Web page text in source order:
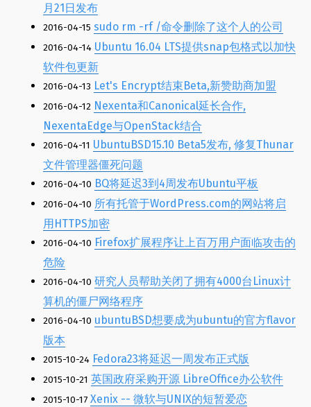
月21日发布
2016-04-15 sudo rm -rf /命令删除了这个人的公司
2016-04-14 Ubuntu 16.04 LTS提供snap包格式以加快
软件包更新
2016-04-13 Let's Encrypt结束Beta,新赞助商加盟
2016-04-12 Nexenta和Canonical延长合作,
NexentaEdge与OpenStack结合
2016-04-11 UbuntuBSD15.10 Beta5发布, 修复Thunar
文件管理器僵死问题
2016-04-10 BQ将延迟3到4周发布Ubuntu平板
2016-04-10 所有托管于WordPress.com的网站将启
用HTTPS加密
2016-04-10 Firefox扩展程序让上百万用户面临攻击的
危险
2016-04-10 研究人员帮助关闭了拥有4000台Linux计
算机的僵尸网络程序
2016-04-10 ubuntuBSD想要成为ubuntu的官方flavor
版本
2015-10-24 Fedora23将延迟一周发布正式版
2015-10-21 英国政府采购开源 LibreOffice办公软件
2015-10-17 Xenix -- 微软与UNIX的短暂爱恋